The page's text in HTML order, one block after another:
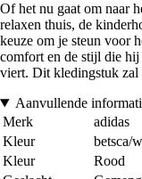
Of het nu gaat om naar
relaxen thuis, de
keuze om je steun voor
comfort en de stijl die
viert. Dit kledingstuk zal
Aanvullende
Merk
adidas
Kleur
betsca/
Kleur
Rood